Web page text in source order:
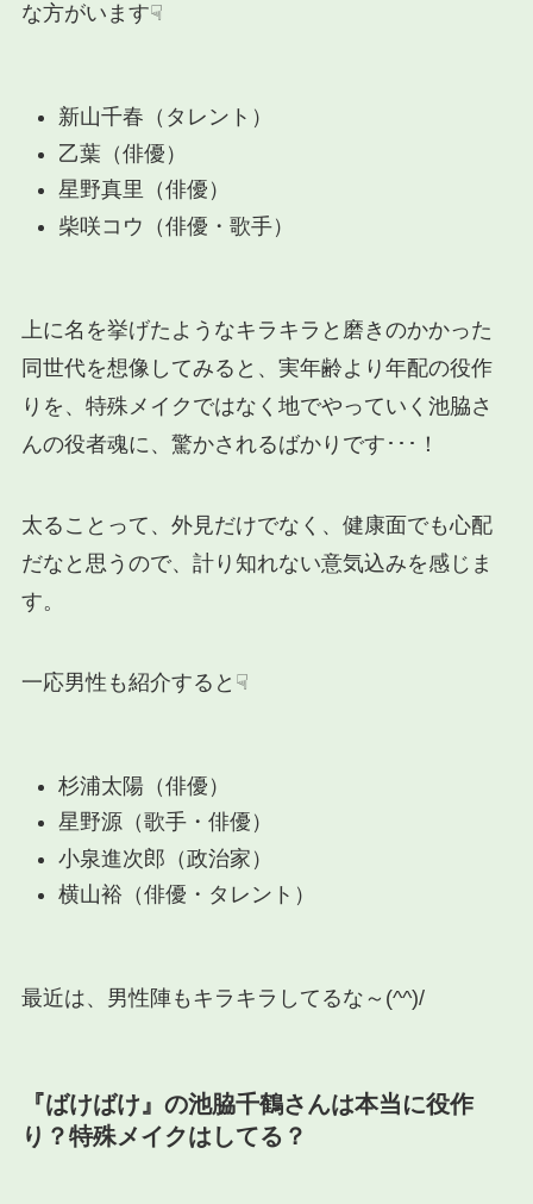
な方がいます☟
新山千春（タレント）
乙葉（俳優）
星野真里（俳優）
柴咲コウ（俳優・歌手）
上に名を挙げたようなキラキラと磨きのかかった
同世代を想像してみると、実年齢より年配の役作
りを、特殊メイクではなく地でやっていく池脇さ
んの役者魂に、驚かされるばかりです･･･！
太ることって、外見だけでなく、健康面でも心配
だなと思うので、計り知れない意気込みを感じま
す。
一応男性も紹介すると☟
杉浦太陽（俳優）
星野源（歌手・俳優）
小泉進次郎（政治家）
横山裕（俳優・タレント）
最近は、男性陣もキラキラしてるな～(^^)/
『ばけばけ』の池脇千鶴さんは本当に役作
り？特殊メイクはしてる？